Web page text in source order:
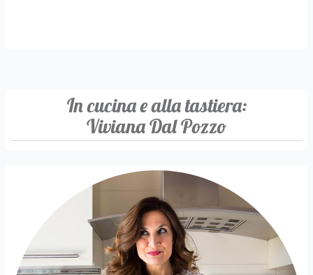
In cucina e alla tastiera:
Viviana Dal Pozzo